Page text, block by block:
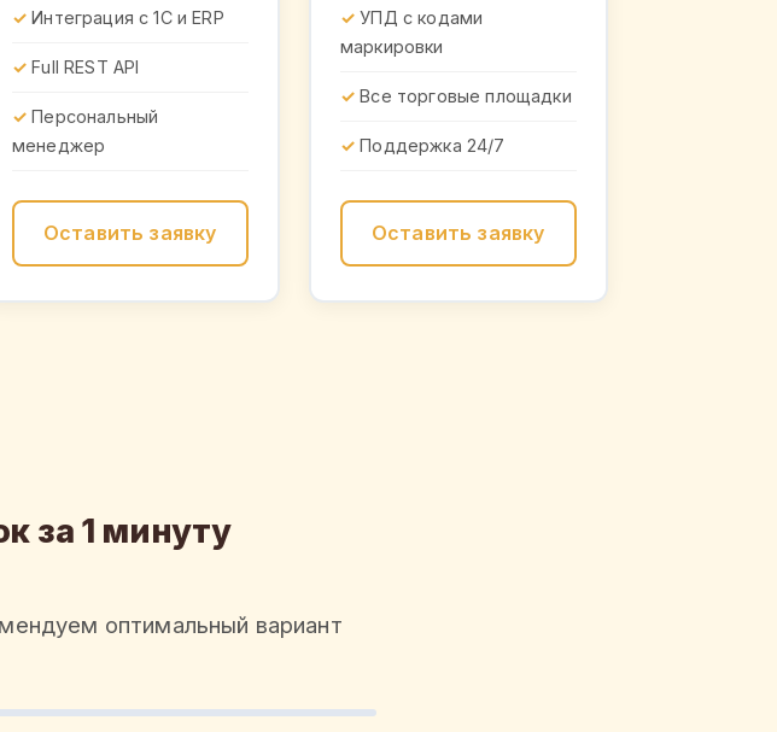
Интеграция с 1С и ERP
Full REST API
Персональный
менеджер
Оставить заявку
УПД с кодами
маркировки
Все торговые площадки
Поддержка 24/7
Оставить заявку
за 1 минуту
оптимальный вариант